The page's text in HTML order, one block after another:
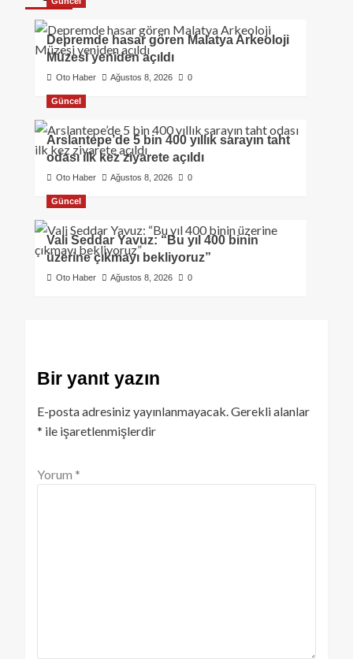
Depremde hasar gören Malatya Arkeoloji
Müzesi yeniden açıldı
Oto Haber Ağustos 8, 2026 0
Güncel
Arslantepe’de 5 bin 400 yıllık sarayın taht
odası ilk kez ziyarete açıldı
Oto Haber Ağustos 8, 2026 0
Güncel
Vali Seddar Yavuz: “Bu yıl 400 binin
üzerine çıkmayı bekliyoruz”
Oto Haber Ağustos 8, 2026 0
Bir yanıt yazın
E-posta adresiniz yayınlanmayacak.Gerekli alanlar
* ile işaretlenmişlerdir
Yorum *